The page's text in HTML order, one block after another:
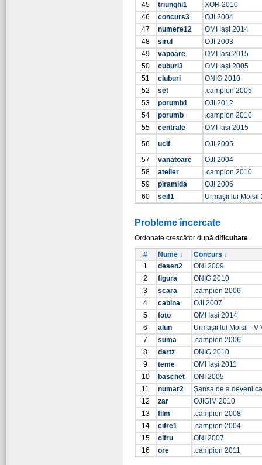
45
triunghi1
XOR 2010
46
concurs3
OJI 2004
47
numere12
OMI Iaşi 2014
48
sirul
OJI 2003
49
vapoare
OMI Iasi 2015
50
cuburi3
OMI Iaşi 2005
51
cluburi
ONIG 2010
52
set
.campion 2005
53
porumb1
OJI 2012
54
porumb
.campion 2010
55
centrale
OMI Iasi 2015
56
ucif
OJI 2005
57
vanatoare
OJI 2004
58
atelier
.campion 2010
59
piramida
OJI 2006
60
seif1 Urmaşii lui Moisil
Probleme încercate
Ordonate crescător după dificultate.
#
Nume ↓
Concurs ↓
1
desen2
ONI 2009
2
figura
ONIG 2010
3
scara
.campion 2006
4
cabina
OJI 2007
5
foto
OMI Iaşi 2014
6
alun
Urmaşii lui Moisil - V-
7
suma
.campion 2006
8
dartz
ONIG 2010
9
teme
OMI Iaşi 2011
10
baschet
ONI 2005
11
numar2
Şansa de a deveni
12
zar
OJIGIM 2010
13
film
.campion 2008
14
cifre1
.campion 2004
15
cifru
ONI 2007
16
ore .campion 2011